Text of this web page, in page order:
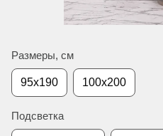
Размеры, см
95х190 100х200
Подсветка